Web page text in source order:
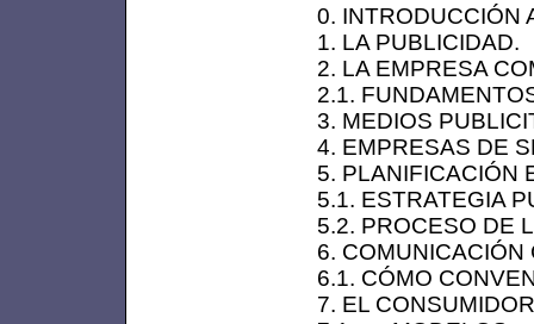
0. INTRODUCCIÓN
1. LA PUBLICIDAD.
2. LA EMPRESA
2.1.
3. MEDIOS
4. EMPRESAS DE
5. PLANIFICACIÓN
5.1. ESTRATEGIA
5.2. PROCESO DE
6. COMUNICACIÓN
6.1. CÓMO
7. EL